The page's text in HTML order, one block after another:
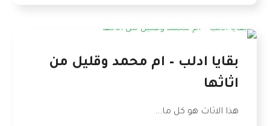
بقايا ادلب – ام محمد وقليل من
اثاثها
هذا الاثاث هو كل ما...